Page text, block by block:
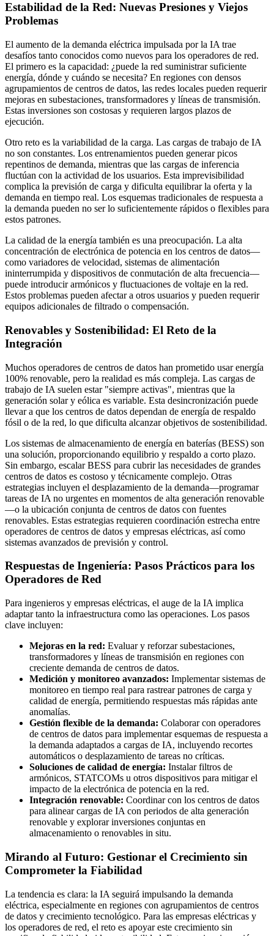
Estabilidad de la Red: Nuevas Presiones y Viejos
Problemas
El aumento de la demanda eléctrica impulsada por la IA trae
desafíos tanto conocidos como nuevos para los operadores de red.
El primero es la capacidad: ¿puede la red suministrar suficiente
energía, dónde y cuándo se necesita? En regiones con densos
agrupamientos de centros de datos, las redes locales pueden requerir
mejoras en subestaciones, transformadores y líneas de transmisión.
Estas inversiones son costosas y requieren largos plazos de
ejecución.
Otro reto es la variabilidad de la carga. Las cargas de trabajo de IA
no son constantes. Los entrenamientos pueden generar picos
repentinos de demanda, mientras que las cargas de inferencia
fluctúan con la actividad de los usuarios. Esta imprevisibilidad
complica la previsión de carga y dificulta equilibrar la oferta y la
demanda en tiempo real. Los esquemas tradicionales de respuesta a
la demanda pueden no ser lo suficientemente rápidos o flexibles para
estos patrones.
La calidad de la energía también es una preocupación. La alta
concentración de electrónica de potencia en los centros de datos—
como variadores de velocidad, sistemas de alimentación
ininterrumpida y dispositivos de conmutación de alta frecuencia—
puede introducir armónicos y fluctuaciones de voltaje en la red.
Estos problemas pueden afectar a otros usuarios y pueden requerir
equipos adicionales de filtrado o compensación.
Renovables y Sostenibilidad: El Reto de la
Integración
Muchos operadores de centros de datos han prometido usar energía
100% renovable, pero la realidad es más compleja. Las cargas de
trabajo de IA suelen estar "siempre activas", mientras que la
generación solar y eólica es variable. Esta desincronización puede
llevar a que los centros de datos dependan de energía de respaldo
fósil o de la red, lo que dificulta alcanzar objetivos de sostenibilidad.
Los sistemas de almacenamiento de energía en baterías (BESS) son
una solución, proporcionando equilibrio y respaldo a corto plazo.
Sin embargo, escalar BESS para cubrir las necesidades de grandes
centros de datos es costoso y técnicamente complejo. Otras
estrategias incluyen el desplazamiento de la demanda—programar
tareas de IA no urgentes en momentos de alta generación renovable
—o la ubicación conjunta de centros de datos con fuentes
renovables. Estas estrategias requieren coordinación estrecha entre
operadores de centros de datos y empresas eléctricas, así como
sistemas avanzados de previsión y control.
Respuestas de Ingeniería: Pasos Prácticos para los
Operadores de Red
Para ingenieros y empresas eléctricas, el auge de la IA implica
adaptar tanto la infraestructura como las operaciones. Los pasos
clave incluyen:
Mejoras en la red: Evaluar y reforzar subestaciones,
transformadores y líneas de transmisión en regiones con
creciente demanda de centros de datos.
Medición y monitoreo avanzados: Implementar sistemas de
monitoreo en tiempo real para rastrear patrones de carga y
calidad de energía, permitiendo respuestas más rápidas ante
anomalías.
Gestión flexible de la demanda: Colaborar con operadores
de centros de datos para implementar esquemas de respuesta a
la demanda adaptados a cargas de IA, incluyendo recortes
automáticos o desplazamiento de tareas no críticas.
Soluciones de calidad de energía: Instalar filtros de
armónicos, STATCOMs u otros dispositivos para mitigar el
impacto de la electrónica de potencia en la red.
Integración renovable: Coordinar con los centros de datos
para alinear cargas de IA con periodos de alta generación
renovable y explorar inversiones conjuntas en
almacenamiento o renovables in situ.
Mirando al Futuro: Gestionar el Crecimiento sin
Comprometer la Fiabilidad
La tendencia es clara: la IA seguirá impulsando la demanda
eléctrica, especialmente en regiones con agrupamientos de centros
de datos y crecimiento tecnológico. Para las empresas eléctricas y
los operadores de red, el reto es apoyar este crecimiento sin